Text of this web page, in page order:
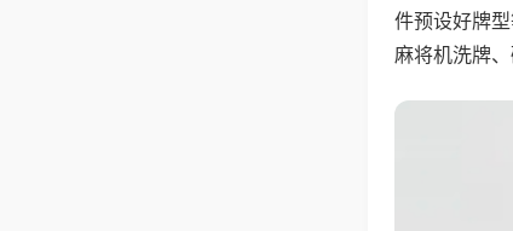
件预设好牌
麻将机洗牌